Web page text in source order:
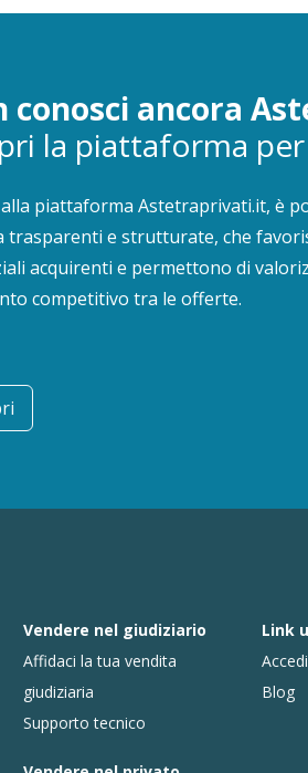
conosci ancora
la piattaforma
piattaforma Astetraprivati.it, è
trasparenti e strutturate, che
acquirenti e permettono di
competitivo tra le offerte.
Vendere nel giudiziario
Affidaci la tua vendita
giudiziaria
Supporto tecnico
Link
Blog